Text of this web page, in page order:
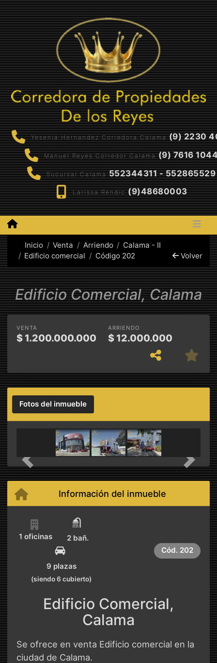
Yesenia Hernandez Corredora Calama (9) 2230
Manuel Reyes Corredor Calama (9) 7616
Sucursal Calama 552344311 - 552865529
Larissa Rendic (9)48680003
Inicio Venta Arriendo
Calama - II
Edificio comercial
Código 202 Volver
Edificio Comercial, Calama
VENTA
$ 1.200.000.000
ARRIENDO
$ 12.000.000
Fotos del inmueble
Previous Next
Información del inmueble
1 oficinas 2 bañ.
9 plazas
(siendo 6 cubierto)
Cód. 202
Edificio Comercial,
Calama
Se ofrece en venta Edificio comercial en la
ciudad de Calama.